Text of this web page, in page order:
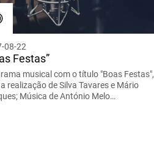
08-22
Festas”
musical com o título "Boas Festas",
realização de Silva Tavares e Mário
Música de António Melo…